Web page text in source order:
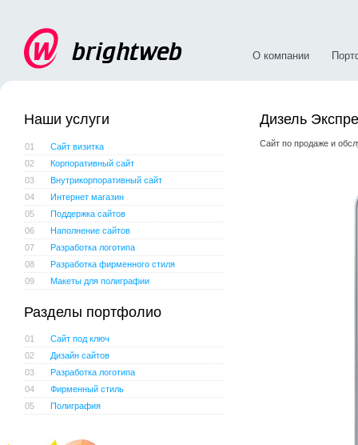
О компании
Дизель
Сайт по продаже и
Наши услуги
01
Сайт визитка
02
Корпоративный сайт
03
Внутрикорпоративный сайт
04
Интернет магазин
05
Поддержка сайтов
06
Наполнение сайтов
07
Разработка логотипа
08
Разработка фирменного стиля
09
Макеты для полиграфии
Разделы портфолио
01
Сайт под ключ
02
Дизайн сайтов
03
Разработка логотипа
04
Фирменный стиль
05
Полиграфия